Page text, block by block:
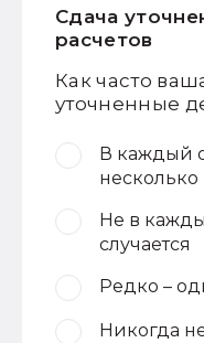
Сдача
расчетов
Как часто
уточненные
В каждый
несколько
Не в
случается
Редко –
Никогда